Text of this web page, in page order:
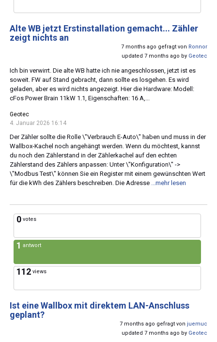
Alte WB jetzt Erstinstallation gemacht... Zähler
zeigt nichts an
7 months ago gefragt von Ronnor
updated 7 months ago by Geotec
Ich bin verwirrt. Die alte WB hatte ich nie angeschlossen, jetzt ist es
soweit. FW auf Stand gebracht, dann sollte es losgehen. Es wird
geladen, aber es wird nichts angezeigt. Hier die Hardware: Modell:
cFos Power Brain 11kW 1.1, Eigenschaften: 16 A,...
Geotec
4. Januar 2026 16:14
Der Zähler sollte die Rolle \"Verbrauch E-Auto\" haben und muss in der
Wallbox-Kachel noch angehängt werden. Wenn du möchtest, kannst
du noch den Zählerstand in der Zählerkachel auf den echten
Zählerstand des Zählers anpassen: Unter \"Konfiguration\" ->
\"Modbus Test\" können Sie ein Register mit einem gewünschten Wert
für die kWh des Zählers beschreiben. Die Adresse
...mehr lesen
0 votes
1 antwort
112 views
Ist eine Wallbox mit direktem LAN-Anschluss
geplant?
7 months ago gefragt von juemuc
updated 7 months ago by Geotec